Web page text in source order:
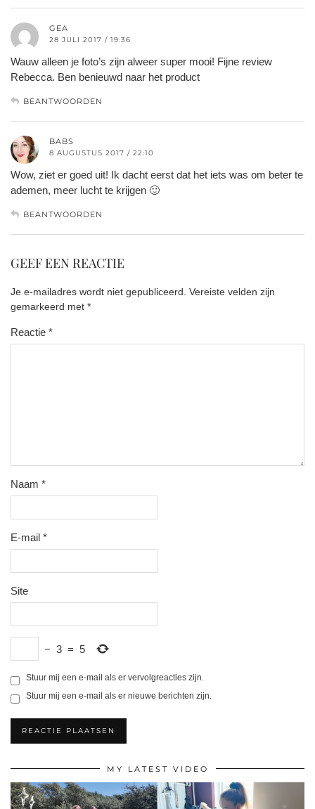
GEA
28 JULI 2017 / 19:36
Wauw alleen je foto’s zijn alweer super mooi! Fijne review
Rebecca. Ben benieuwd naar het product
BEANTWOORDEN
BABS
8 AUGUSTUS 2017 / 22:10
Wow, ziet er goed uit! Ik dacht eerst dat het iets was om beter te
ademen, meer lucht te krijgen 🙂
BEANTWOORDEN
GEEF EEN REACTIE
Je e-mailadres wordt niet gepubliceerd. Vereiste velden zijn
gemarkeerd met *
Reactie *
Naam *
E-mail *
Site
− 3 = 5
Stuur mij een e-mail als er vervolgreacties zijn.
Stuur mij een e-mail als er nieuwe berichten zijn.
MY LATEST VIDEO